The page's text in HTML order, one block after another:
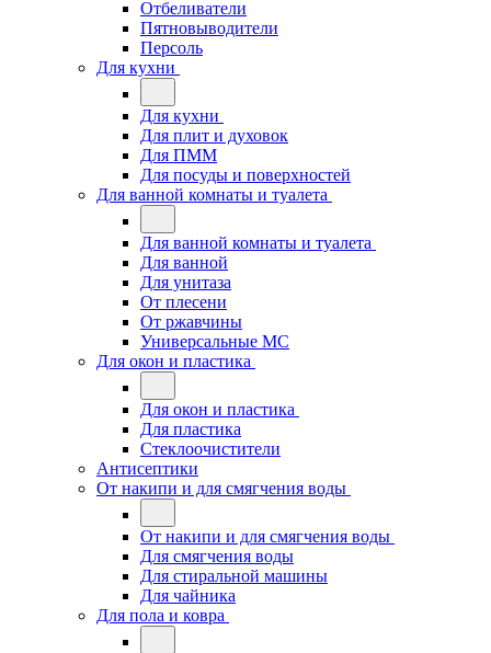
Отбеливатели
Пятновыводители
Персоль
Для кухни
Для кухни
Для плит и духовок
Для ПММ
Для посуды и поверхностей
Для ванной комнаты и туалета
Для ванной комнаты и туалета
Для ванной
Для унитаза
От плесени
От ржавчины
Универсальные МС
Для окон и пластика
Для окон и пластика
Для пластика
Стеклоочистители
Антисептики
От накипи и для смягчения воды
От накипи и для смягчения воды
Для смягчения воды
Для стиральной машины
Для чайника
Для пола и ковра